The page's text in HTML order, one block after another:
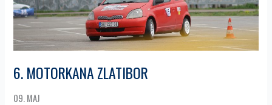
6. MOTORKANA ZLATIBOR
09. MAJ